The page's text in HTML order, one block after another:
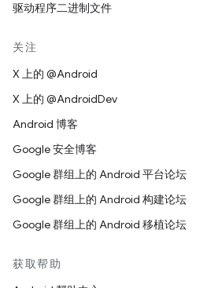
驱动程序二进制文件
关注
X 上的 @Android
X 上的 @AndroidDev
Android 博客
Google 安全博客
Google 群组上的 Android 平台论坛
Google 群组上的 Android 构建论坛
Google 群组上的 Android 移植论坛
获取帮助